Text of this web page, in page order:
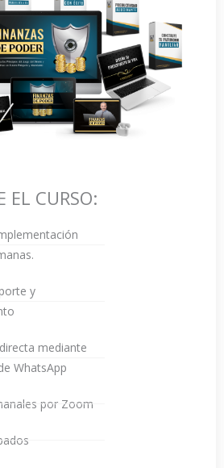
EL CURSO:
y
mediante
WhatsApp
por Zoom